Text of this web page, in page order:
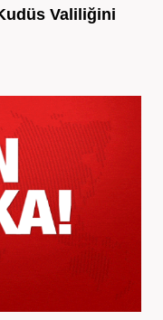
Valiliğini